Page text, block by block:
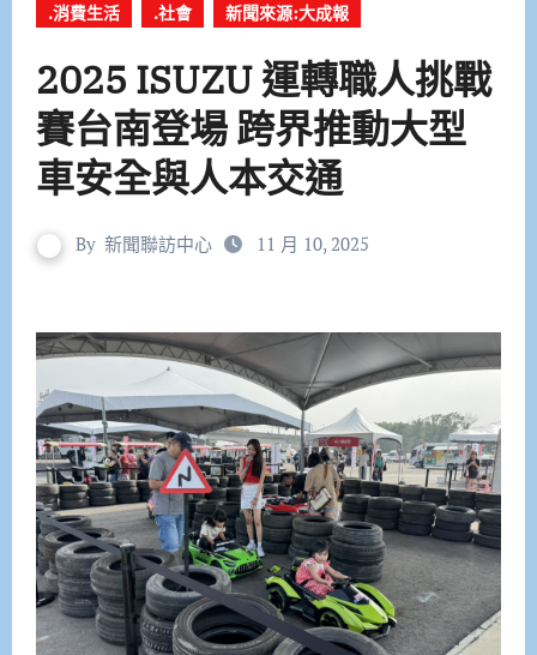
.消費生活 .社會 新聞來源:大成報
2025 ISUZU 運轉職人挑戰
賽台南登場 跨界推動大型
車安全與人本交通
By 新聞聯訪中心 11 月 10, 2025